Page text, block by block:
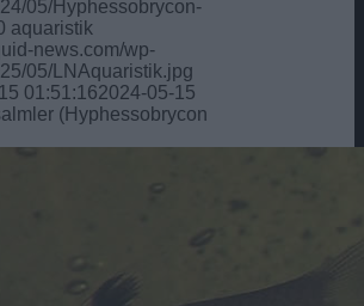
05/Hyphessobrycon-
aquaristik
news.com/wp-
05/LNAquaristik.jpg
01:51:162024-05-15
(Hyphessobrycon